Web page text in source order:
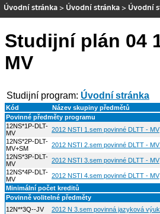
Úvodní stránka > Úvodní stránka > Úvodní
Studijní plán 04
MV
Studijní program: Úvodní stránka
Kód
Název skupiny předmětů
Povinné předměty programu
12NS*1P-DLT-
MV
2012 NSTI 1.sem povinné DLTT - MV
12NS*2P-DLT-
MV+SM
2012 NSTI 2.sem povinné DLTT - MV
12NS*3P-DLT-
MV
2012 NSTI 3.sem povinné DLTT - MV
12NS*4P-DLT-
MV
2012 NSTI 4.sem povinné DLTT - MV
Minimální počet kreditů
Povinně volitelné předměty
12N**3Q--JV
2012 N 3.sem povinná jazyková